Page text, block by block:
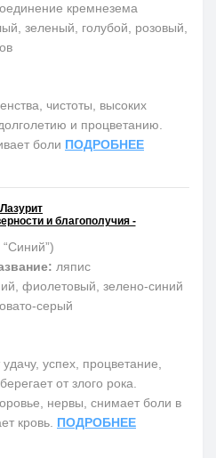
кремнезема
зеленый, голубой, розовый,
чистоты, высоких
и процветанию.
боли ПОДРОБНЕЕ
Лазурит
и благополучия -
ляпис
фиолетовый, зелено-синий
серый
успех, процветание,
от злого рока.
нервы, снимает боли в
кровь. ПОДРОБНЕЕ